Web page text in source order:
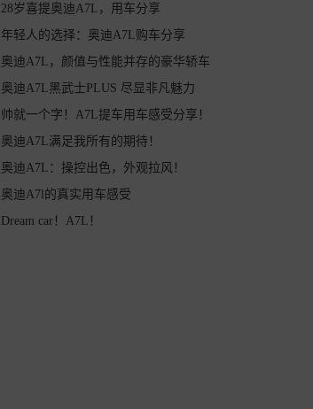
28岁喜提奥迪A7L，用车分享
年轻人的选择：奥迪A7L购车分享
奥迪A7L，颜值与性能并存的豪华轿车
奥迪A7L黑武士PLUS 尽显非凡魅力
帅就一个字！A7L提车用车感受分享！
奥迪A7L满足我所有的期待！
奥迪A7L：操控出色，外观拉风！
奥迪A7l的真实用车感受
Dream car！A7L！